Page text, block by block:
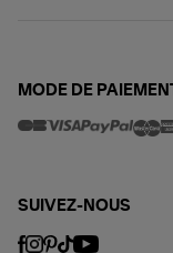
MODE DE PAIEMENT
SUIVEZ-NOUS